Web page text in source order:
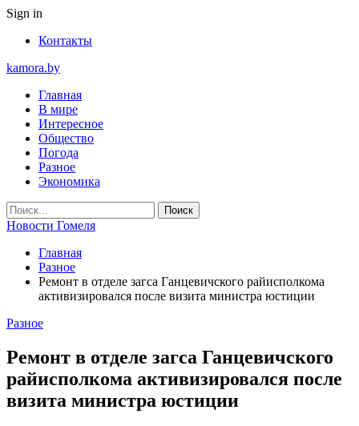
Sign in
Контакты
kamora.by
Главная
В мире
Интересное
Общество
Погода
Разное
Экономика
Новости Гомеля
Главная
Разное
Ремонт в отделе загса Ганцевичского райисполкома
активизировался после визита министра юстиции
Разное
Ремонт в отделе загса Ганцевичского
райисполкома активизировался после
визита министра юстиции